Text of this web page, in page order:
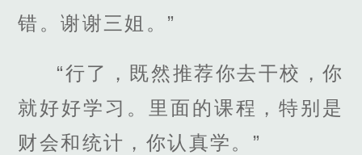
错。谢谢三姐。”
“行了，既然推荐你去干校，你
就好好学习。里面的课程，特别是
财会和统计，你认真学。”